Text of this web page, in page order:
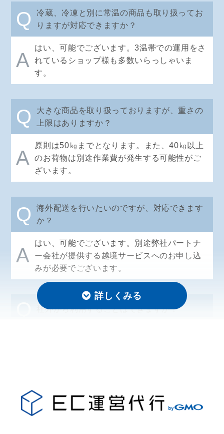
Q
冷蔵、冷凍と別に常温の商品も取り扱ってお
りますが対応できますか？
A
はい、可能でございます。3温帯での運用をさ
れているショップ様も多数いらっしゃいま
す。
Q
大きな商品を取り扱っておりますが、重さの
上限はありますか？
A
原則は50㎏までとなります。また、40㎏以上
のお荷物は別途作業費が発生する可能性がご
ざいます。
Q
海外配送を行いたいのですが、対応できます
か？
A
はい、可能でございます。別途弊社パートナ
ー会社が提供する越境サービスへのお申し込
みが必要でございます。
社外から利用することはできますか？
Q アカウントは複数使えますか？